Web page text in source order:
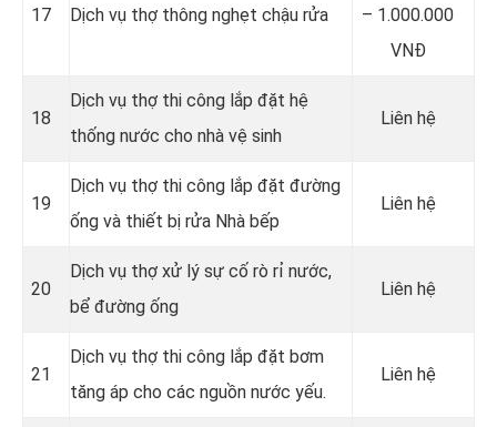
17 Dịch vụ thợ thông nghẹt chậu rửa
– 1.000.000
VNĐ
18
Dịch vụ thợ thi công lắp đặt hệ
thống nước cho nhà vệ sinh
Liên hệ
19
Dịch vụ thợ thi công lắp đặt đường
ống và thiết bị rửa Nhà bếp
Liên hệ
20
Dịch vụ thợ xử lý sự cố rò rỉ nước,
bể đường ống
Liên hệ
21
Dịch vụ thợ thi công lắp đặt bơm
tăng áp cho các nguồn nước yếu.
Liên hệ